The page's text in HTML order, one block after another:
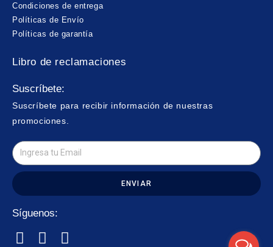
Condiciones de entrega
Políticas de Envío
Políticas de garantía
Libro de reclamaciones
Suscríbete:
Suscríbete para recibir información de nuestras
promociones.
ENVIAR
Síguenos: